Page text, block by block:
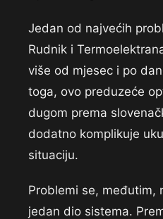
Jedan od najvećih
Rudnik i
više od mjesec i po
toga, ovo preduzeće
dugom prema
dodatno komplikuje
situaciju.
Problemi se, međutim,
jedan dio sistema.